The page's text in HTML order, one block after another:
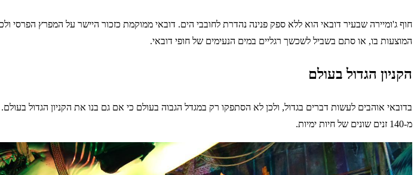
חוף ג'ומיירה שבעיר דובאי הוא ללא ספק פנינה נהדרת לחובבי הים. דובאי ממוקמת כזכור היישר על המפרץ הפרסי
המוצעות בו, או סתם בשביל לשכשך רגליים במים הנעימים של חופי דובאי.
הקניון הגדול בעולם
בדובאי אוהבים לעשות דברים בגדול, ולכן לא הסתפקו רק במגדל הגבוה בעולם כי אם גם בנו את הקניון הגדול
מ-140 זנים שונים של חיות ימיות.